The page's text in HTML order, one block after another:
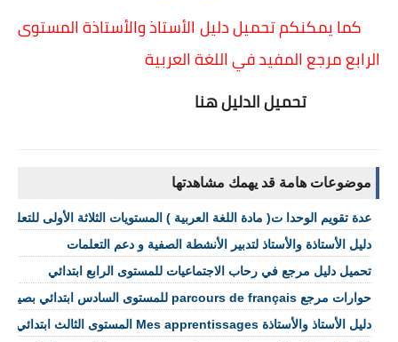
كما يمكنكم تحميل دليل الأستاذ والأستاذة المستوى
الرابع مرجع المفيد في اللغة العربية
تحميل الدليل هنا
موضوعات هامة قد يهمك مشاهدتها
عدة تقويم الوحدا ت( مادة اللغة العربية ) المستويات الثلاثة الأولى للتعليم
دليل الأستاذة والأستاذ لتدبير الأنشطة الصفية و دعم التعلمات
تحميل دليل مرجع في رحاب الاجتماعيات للمستوى الرابع ابتدائي
حوارات مرجع parcours de français للمستوى السادس ابتدائي بصيغة pdf
دليل الأستاذ والأستاذة Mes apprentissages المستوى الثالث ابتدائي